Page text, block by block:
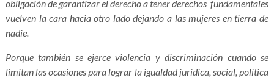
obligación de garantizar el derecho a tener derechos fundamentales
vuelven la cara hacia otro lado dejando a las mujeres en tierra de
nadie.
Porque también se ejerce violencia y discriminación cuando se
limitan las ocasiones para lograr la igualdad jurídica, social, política